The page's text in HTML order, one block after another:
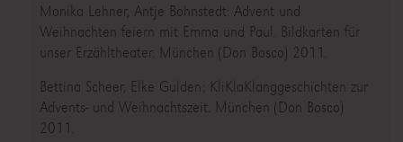
Monika Lehner, Antje Bohnstedt: Advent und
Weihnachten feiern mit Emma und Paul. Bildkarten für
unser Erzähltheater. München (Don Bosco) 2011.
Bettina Scheer, Elke Gulden: KliKlaKlanggeschichten zur
Advents- und Weihnachtszeit. München (Don Bosco)
2011.